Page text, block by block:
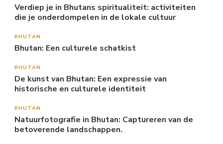
Verdiep je in Bhutans spiritualiteit: activiteiten
die je onderdompelen in de lokale cultuur
BHUTAN
Bhutan: Een culturele schatkist
BHUTAN
De kunst van Bhutan: Een expressie van
historische en culturele identiteit
BHUTAN
Natuurfotografie in Bhutan: Captureren van de
betoverende landschappen.